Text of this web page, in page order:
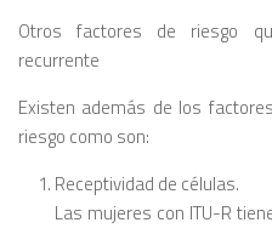
Otros factores de riesgo
recurrente
Existen además de los
riesgo como son:
Receptividad de células.
Las mujeres con ITU-R